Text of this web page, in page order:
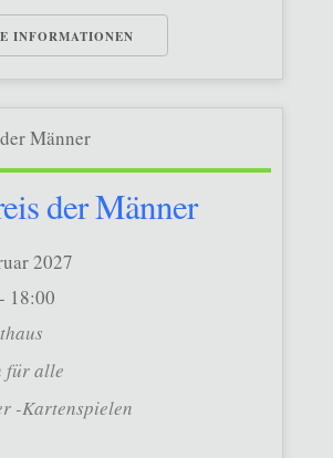
INFORMATIONEN
der Männer
2027
18:00
für alle
-Kartenspielen